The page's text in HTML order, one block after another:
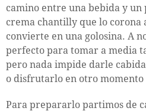
camino entre una bebida y un
crema chantilly que lo corona
convierte en una golosina. A
perfecto para tomar a media
pero nada impide darle
o disfrutarlo en otro momento
Para prepararlo partimos de